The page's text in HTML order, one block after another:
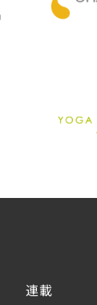
連載